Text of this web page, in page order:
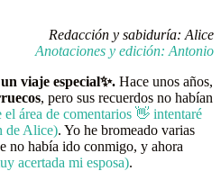
Redacción y sabiduría: Alice
Anotaciones y edición: Antonio
viaje especial✨. Hace unos años,
, pero sus recuerdos no habían
el área de comentarios 👋 intentaré
de Alice). Yo he bromeado varias
no había ido conmigo, y ahora
acertada mi esposa).